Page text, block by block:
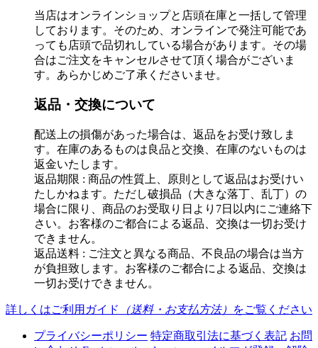
当店はオンラインショップと店頭在庫と一括して管理
しております。そのため、オンラインで発注可能であ
っても店頭で品切れしている場合があります。その場
合はご注文をキャンセルさせて頂く場合がございま
す。あらかじめご了承くださいませ。
返品・交換について
配送上の損傷があった場合は、返品をお受け致しま
す。在庫のあるものは良品と交換、在庫のないものは
返金いたします。
返品期限 : 商品の性質上、原則として返品はお受けい
たしかねます。ただし破損品（大きな落丁、乱丁）の
場合に限り、商品のお受取り日より7日以内にご連絡下
さい。お客様のご都合による返品、交換は一切お受け
できません。
返品送料 : ご注文と異なる商品、不良品の場合は当方
が負担致します。お客様のご都合による返品、交換は
一切お受けできません。
詳しくはご利用ガイド （送料・お支払方法） をご覧ください
プライバシーポリシー 特定商取引法に基づく表記 お問